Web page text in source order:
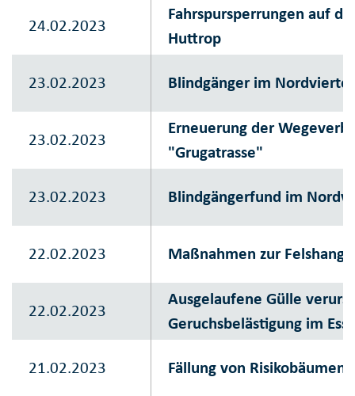
24.02.2023
Fahrspursperrungen auf
Huttrop
23.02.2023 Blindgänger im
23.02.2023
Erneuerung der
"Grugatrasse"
23.02.2023 Blindgängerfund im
22.02.2023 Maßnahmen zur
22.02.2023
Ausgelaufene Gülle
Geruchsbelästigung im
21.02.2023 Fällung von Risikobäumen